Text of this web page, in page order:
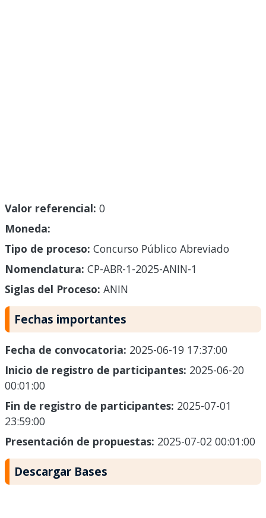
Valor referencial: 0
Moneda:
Tipo de proceso: Concurso Público Abreviado
Nomenclatura: CP-ABR-1-2025-ANIN-1
Siglas del Proceso: ANIN
Fechas importantes
Fecha de convocatoria: 2025-06-19 17:37:00
Inicio de registro de participantes: 2025-06-20
00:01:00
Fin de registro de participantes: 2025-07-01
23:59:00
Presentación de propuestas: 2025-07-02 00:01:00
Descargar Bases